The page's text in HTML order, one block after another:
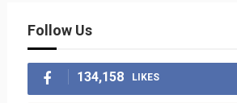
Follow Us
134,158 LIKES